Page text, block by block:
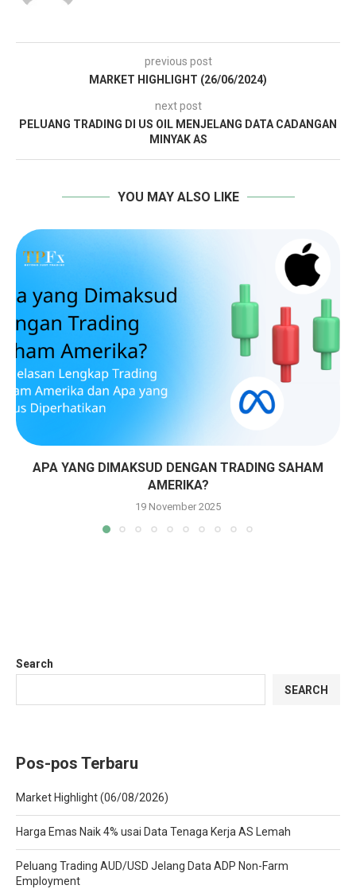
previous post
MARKET HIGHLIGHT (26/06/2024)
next post
PELUANG TRADING DI US OIL MENJELANG DATA CADANGAN
MINYAK AS
YOU MAY ALSO LIKE
APA YANG DIMAKSUD DENGAN TRADING SAHAM
AMERIKA?
19 November 2025
Search
SEARCH
Pos-pos Terbaru
Market Highlight (06/08/2026)
Harga Emas Naik 4% usai Data Tenaga Kerja AS Lemah
Peluang Trading AUD/USD Jelang Data ADP Non-Farm
Employment